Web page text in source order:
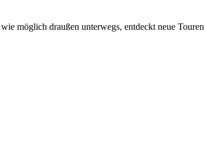
möglich draußen unterwegs, entdeckt neue